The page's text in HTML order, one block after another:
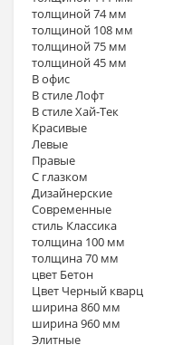
толщиной 74 мм
толщиной 108 мм
толщиной 75 мм
толщиной 45 мм
В офис
В стиле Лофт
В стиле Хай-Тек
Красивые
Левые
Правые
С глазком
Дизайнерские
Современные
стиль Классика
толщина 100 мм
толщина 70 мм
цвет Бетон
Цвет Черный кварц
ширина 860 мм
ширина 960 мм
Элитные